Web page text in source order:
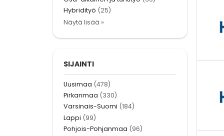
Hybridityö (25)
Näytä lisää »
SIJAINTI
Uusimaa (478)
Pirkanmaa (330)
Varsinais-Suomi (184)
Lappi (99)
Pohjois-Pohjanmaa (96)